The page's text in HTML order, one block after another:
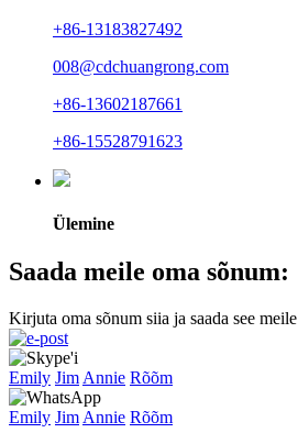
+86-13183827492
008@cdchuangrong.com
+86-13602187661
+86-15528791623
Ülemine
Saada meile oma sõnum:
Kirjuta oma sõnum siia ja saada see meile
Emily Jim Annie Rõõm
Emily Jim Annie Rõõm